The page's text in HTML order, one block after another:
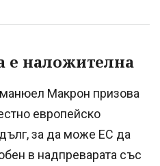
е наложителна
Макрон призова
европейско
за да може ЕС да
в надпреварата със